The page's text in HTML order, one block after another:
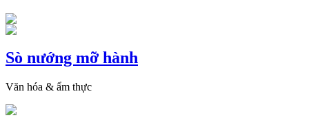
Sò nướng mỡ hành
Văn hóa & ẩm thực